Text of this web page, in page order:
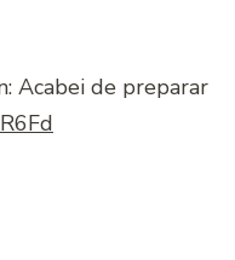
Acabei de preparar